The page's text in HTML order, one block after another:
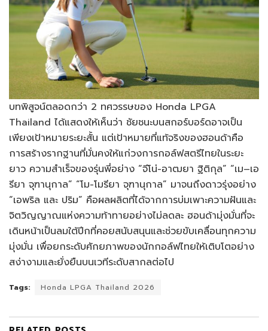
บทพิสูจน์ตลอดกว่า 2 ทศวรรษของ Honda LPGA
Thailand ได้แสดงให้เห็นว่า ชัยชนะบนสกอร์บอร์ดอาจเป็น
เพียงเป้าหมายระยะสั้น แต่เป้าหมายที่แท้จริงของฮอนด้าคือ
การสร้างรากฐานที่มั่นคงให้แก่วงการกอล์ฟสตรีไทยในระยะ
ยาว ความสำเร็จของรุ่นพี่อย่าง “จีโน่-อาฒยา ฐิติกุล” “เม–เอ
รียา จุฑานุกาล” “โม-โมรียา จุฑานุกาล” มาจนถึงดาวรุ่งอย่าง
“เอพริล และ ปริม” คือผลผลิตที่ได้จากการบ่มเพาะความฝันและ
จิตวิญญาณแห่งความท้าทายอย่างไม่ลดละ ฮอนด้ามุ่งมั่นที่จะ
เดินหน้าเป็นลมใต้ปีกที่คอยสนับสนุนและช่วยขับเคลื่อนทุกความ
มุ่งมั่น เพื่อยกระดับศักยภาพของนักกอล์ฟไทยให้เติบโตอย่าง
สง่างามและยั่งยืนบนเวทีระดับสากลต่อไป
Tags: Honda LPGA Thailand 2026